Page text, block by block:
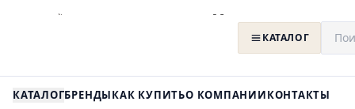
КАТАЛОГ
КАТАЛОГБРЕНДЫКАК КУПИТЬО КОМПАНИИКОНТАКТЫ